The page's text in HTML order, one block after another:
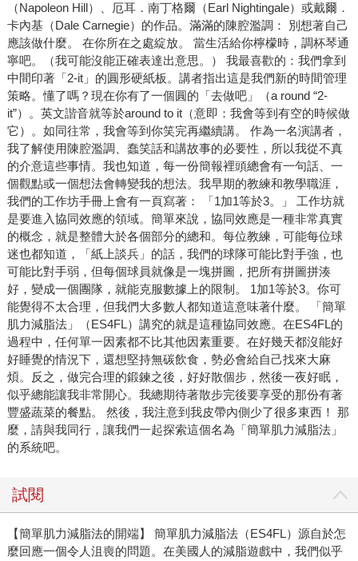
（Napoleon Hill）、厄耳．南丁格爾（Earl Nightingale）或戴爾．
卡內基（Dale Carnegie）的作品。滿滿的陳腔濫調： 別想著自己
應該做什麼。 在你所在之處綻放。 當生活給你檸檬時，調杯琴通
寧吧。（我可能沒能正確表達出意思。） 我最喜歡的：我們拿到
中間印著「2-it」的圓形硬紙板。講者指出這是我們新的時間管理
策略。懂了嗎？現在你有了一個圓的「去做吧」（a round “2-
it”）。英文諧音就等於around to it（意即：我會等到有空的時候做
它）。如同往常，我會等到你笑完再繼續講。 作為一名演講者，
我了解使用陳腔濫調、蠢笑話和講故事的必要性，所以我從不真
的介意這些事情。我也知道，每一份簡報裡頭總會有一句話、一
個觀點或一個想法會轉變我的想法。我早期的教練和教學職涯，
我們的工作坊手冊上會有一頁寫著： 「1加1等於3。」 工作坊就
是要進入協同效應的領域。簡單來說，協同效應是一種非常真實
的概念，就是整體大於各個部分的總和。每位教練，可能每位球
迷也都知道，「紙上談兵」的話，我們的球隊可能比對手強，也
可能比對手弱，但每個球員就像是一塊拼圖，把所有拼圖拼湊
好，變成一個團隊，就能克服數據上的限制。 1加1等於3。你可
能覺得不太合理，但我們大多數人都知道這意味著什麼。 「簡單
肌力減脂法」（ES4FL）講究的就是這種協同效應。在ES4FL的
過程中，任何單一因素都不比其他因素重要。在好幾天都沒能好
好睡覺的情況下，還想堅持無碳飲食，勢必會給自己找來大麻
煩。反之，做完合理的鍛鍊之後，好好散個步，然後一夜好眠，
似乎總能讓我非常開心。我總期待著散步完後要享受的那份有著
豐盛蔬菜的餐點。 然後，我注意到我皮帶內側少了很多東西！ 那
麼，請與我同行，讓我們一起探索這個名為「簡單肌力減脂法」
的系統吧。
試閱
【簡單肌力減脂法的開端】 簡單肌力減脂法（ES4FL）源自於怎
麼回應一個令人沮喪的問題。在美國人的減脂遊戲中，我們似乎